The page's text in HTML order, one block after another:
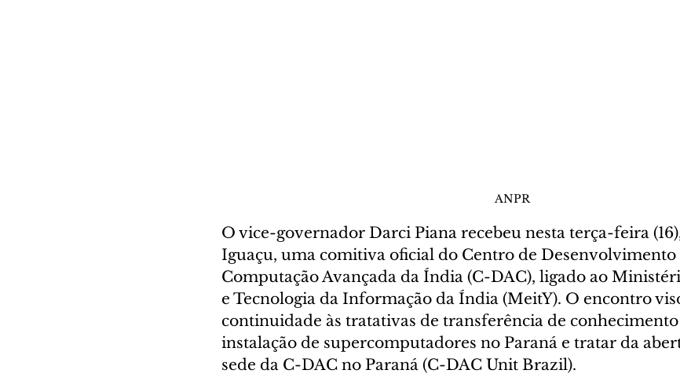
ANPR
O vice-governador Darci Piana recebeu nesta terça-feira
Iguaçu, uma comitiva oficial do Centro de Desenvolvimento
Computação Avançada da Índia (C-DAC), ligado ao
e Tecnologia da Informação da Índia (MeitY). O encontro
continuidade às tratativas de transferência de
instalação de supercomputadores no Paraná e tratar da
sede da C-DAC no Paraná (C-DAC Unit Brazil).